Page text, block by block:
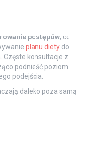
postępów, co
planu diety do
Częste konsultacje z
podnieść poziom
podejścia.
daleko poza samą